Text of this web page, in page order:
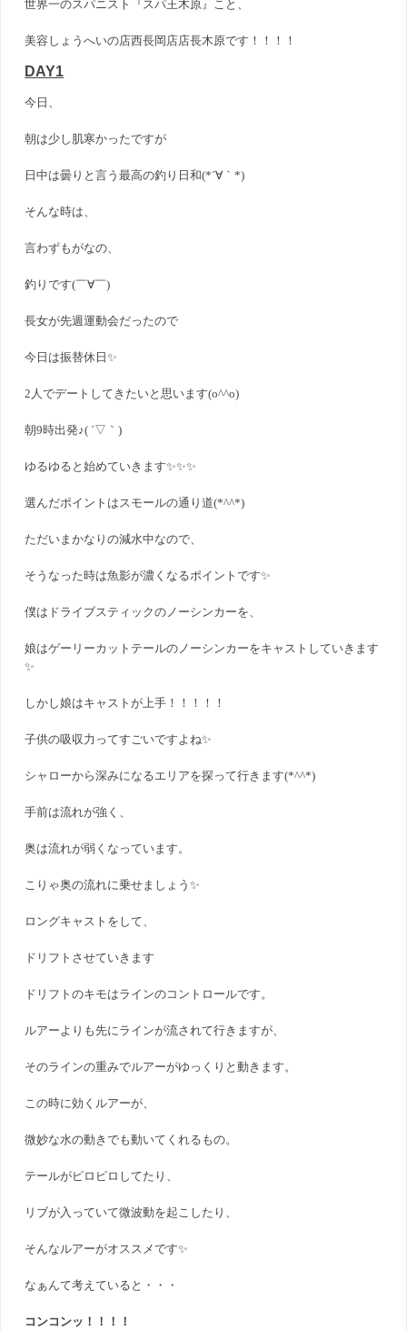
世界一のスパニスト『スパ王木原』こと、
美容しょうへいの店西長岡店店長木原です！！！！
DAY1
今日、
朝は少し肌寒かったですが
日中は曇りと言う最高の釣り日和(*´∀｀*)
そんな時は、
言わずもがなの、
釣りです(￣∀￣)
長女が先週運動会だったので
今日は振替休日✨
2人でデートしてきたいと思います(o^^o)
朝9時出発♪( ´▽｀)
ゆるゆると始めていきます✨✨✨
選んだポイントはスモールの通り道(*^^*)
ただいまかなりの減水中なので、
そうなった時は魚影が濃くなるポイントです✨
僕はドライブスティックのノーシンカーを、
娘はゲーリーカットテールのノーシンカーをキャストしていきます
✨
しかし娘はキャストが上手！！！！！
子供の吸収力ってすごいですよね✨
シャローから深みになるエリアを探って行きます(*^^*)
手前は流れが強く、
奥は流れが弱くなっています。
こりゃ奥の流れに乗せましょう✨
ロングキャストをして、
ドリフトさせていきます
ドリフトのキモはラインのコントロールです。
ルアーよりも先にラインが流されて行きますが、
そのラインの重みでルアーがゆっくりと動きます。
この時に効くルアーが、
微妙な水の動きでも動いてくれるもの。
テールがピロピロしてたり、
リブが入っていて微波動を起こしたり、
そんなルアーがオススメです✨
なぁんて考えていると・・・
コンコンッ！！！！